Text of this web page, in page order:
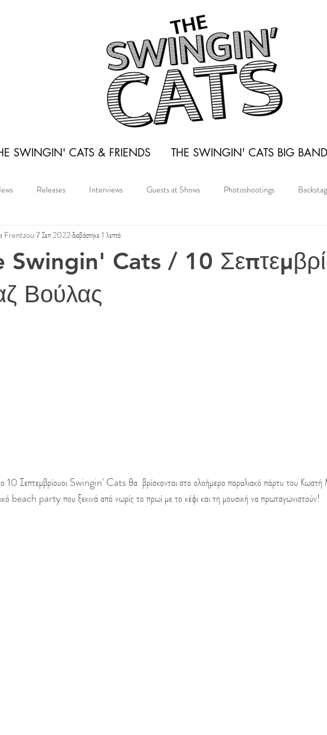
SWINGIN' CATS & FRIENDS THE SWINGIN' CATS BIG BAND
Releases Interviews Guests at Shows Photoshootings
Swingin' Cats / 10
Βούλας
Frentzou 7 Σεπ 2022διαβάστηκε 1 λεπτά
10 Σεπτεμβρίουοι Swingin' Cats θα  βρίσκονται στο ολοήμερο παραλιακό πάρτυ του Κωστή
beach party που ξεκινά από νωρίς το πρωί με το κέφι και τη μουσική να πρωταγωνιστούν!